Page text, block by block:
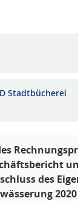
Stadtbücherei
des
2020